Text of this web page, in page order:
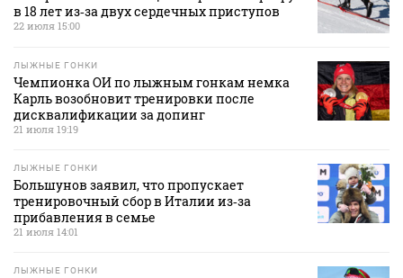
в 18 лет из‑за двух сердечных приступов
22 июля 15:00
ЛЫЖНЫЕ ГОНКИ
Чемпионка ОИ по лыжным гонкам немка
Карль возобновит тренировки после
дисквалификации за допинг
21 июля 19:19
ЛЫЖНЫЕ ГОНКИ
Большунов заявил, что пропускает
тренировочный сбор в Италии из‑за
прибавления в семье
21 июля 14:01
ЛЫЖНЫЕ ГОНКИ